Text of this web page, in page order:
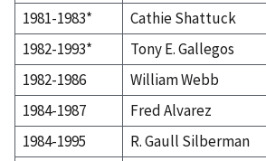
1981-1983*
Cathie Shattuck
1982-1993*
Tony E. Gallegos
1982-1986
William Webb
1984-1987
Fred Alvarez
1984-1995
R. Gaull Silberman